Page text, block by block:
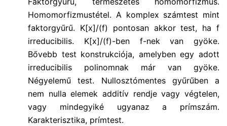
Homomorfizmustétel. A komplex számtest mint
faktorgyűrű. K[x]/(f) pontosan akkor test, ha f
irreducibilis. K[x]/(f)-ben f-nek van gyöke.
Bővebb test konstrukciója, amelyben egy adott
irreducibilis polinomnak már van gyöke.
Négyelemű test. Nullosztómentes gyűrűben a
nem nulla elemek additív rendje vagy végtelen,
vagy mindegyiké ugyanaz a prímszám.
Karakterisztika, prímtest.